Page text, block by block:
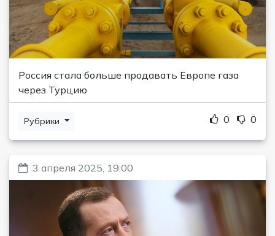
Россия стала больше продавать Европе газа
через Турцию
Рубрики 0 0
3 апреля 2025, 19:00